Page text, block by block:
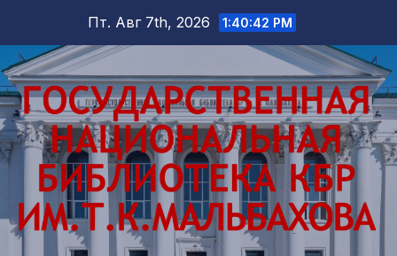
содержимому
Пт. Авг 7th, 2026 1:40:44 PM